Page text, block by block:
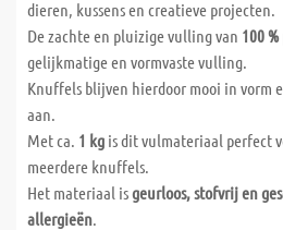
dieren, kussens en creatieve projecten.
De zachte en pluizige vulling van 100
gelijkmatige en vormvaste vulling.
Knuffels blijven hierdoor mooi in vorm
aan.
Met ca. 1 kg is dit vulmateriaal perfect
meerdere knuffels.
Het materiaal isgeurloos, stofvrij en
allergieën.